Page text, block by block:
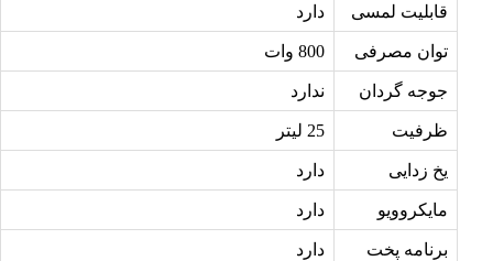
قابلیت لمسی دارد
توان مصرفی 800 وات
جوجه گردان ندارد
ظرفیت 25 لیتر
یخ زدایی دارد
مایکروویو دارد
برنامه پخت دارد